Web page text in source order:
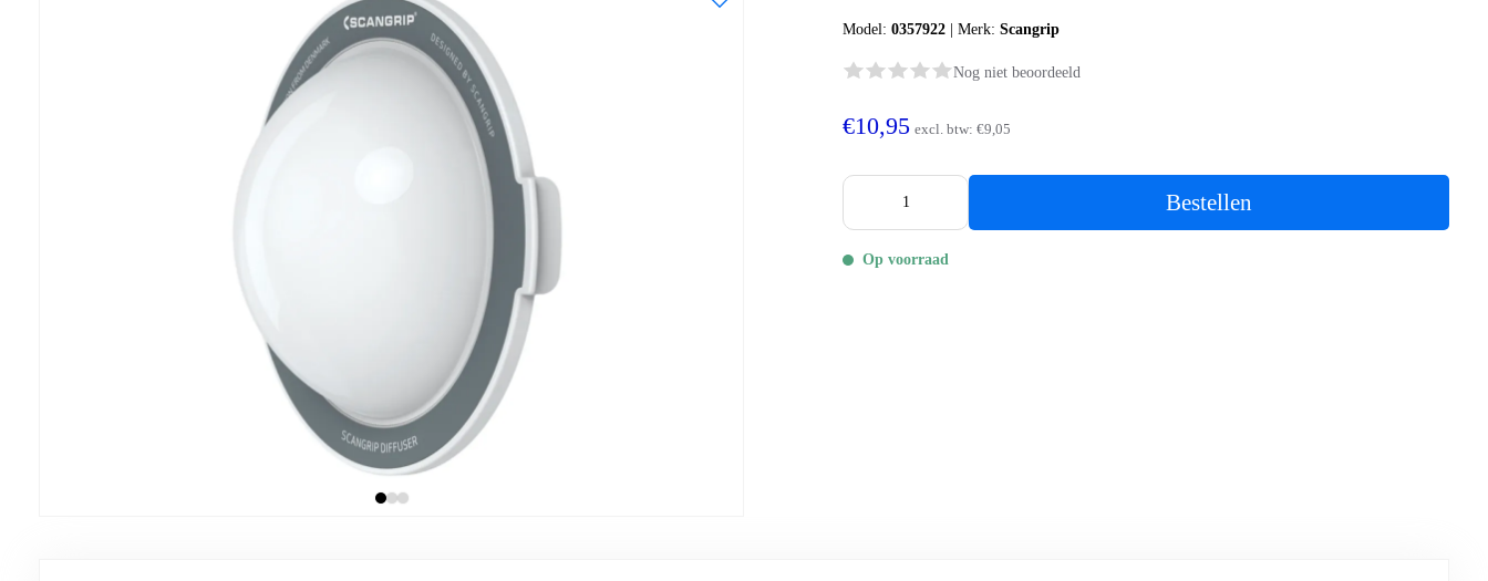
Model:0357922 |Merk:Scangrip
Nog niet beoordeeld
€10,95 excl. btw:€9,05
Bestellen
Op voorraad